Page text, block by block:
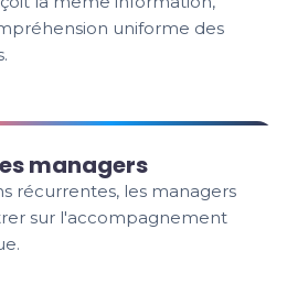
uniforme des
managers
récurrentes, les managers
sur l'accompagnement